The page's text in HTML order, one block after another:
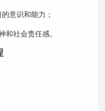
意识和能力；
和社会责任感。